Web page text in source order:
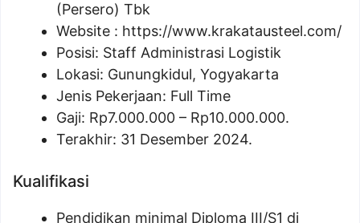
(Persero) Tbk
Website : https://www.krakatausteel.com/
Posisi: Staff Administrasi Logistik
Lokasi: Gunungkidul, Yogyakarta
Jenis Pekerjaan: Full Time
Gaji: Rp7.000.000 – Rp10.000.000.
Terakhir: 31 Desember 2024.
Kualifikasi
Pendidikan minimal Diploma III/S1 di